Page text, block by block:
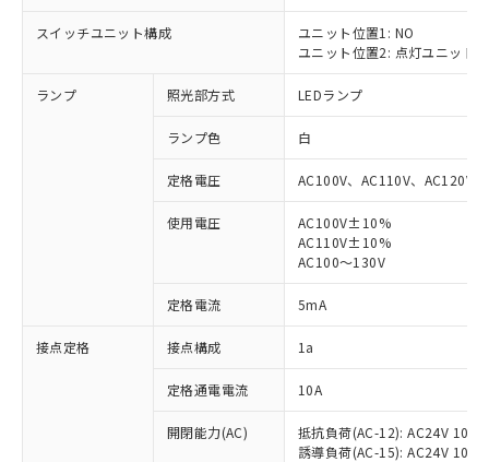
スイッチユニット構成
ユニット位置1: NO
ユニット位置2: 点灯ユニット
ランプ 照光部方式 LEDランプ
ランプ色 白
定格電圧 AC100V、AC110V、AC120V
使用電圧
AC100V±10%
AC110V±10%
AC100～130V
定格電流 5mA
接点定格 接点構成 1a
定格通電電流 10A
開閉能力(AC)
抵抗負荷(AC-12): AC24V 10A/
誘導負荷(AC-15): AC24V
ご利用条件
以下の条件をお読みいただき、同意のうえ
※1 対応状況
対応済み：EU RoHS指令（10物質）の
非含有に対応した製品が提供可能な商品で
対応予定：EU RoHS指令（10物質）の非含
有に対応した製品に切り替える予定のある
対応予定なし：EU RoHS指令（10物質）の
非含有に非対応の商品で、対応品を出す予